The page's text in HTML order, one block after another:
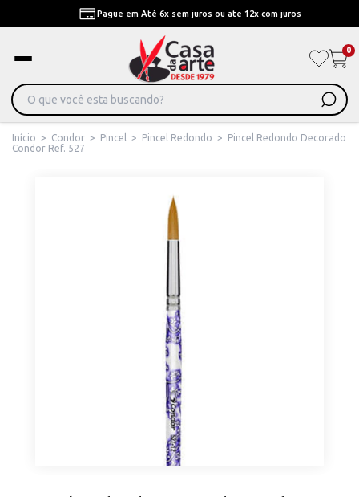
Pague em Até 6x sem juros ou ate 12x com juros
0
Início > Condor > Pincel > Pincel Redondo >
Pincel Redondo Decorado
Condor Ref. 527